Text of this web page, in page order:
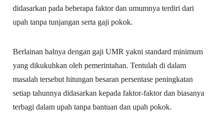
didasarkan pada beberapa faktor dan umumnya terdiri dari
upah tanpa tunjangan serta gaji pokok.
Berlainan halnya dengan gaji UMR yakni standard minimum
yang dikukuhkan oleh pemerintahan. Tentulah di dalam
masalah tersebut hitungan besaran persentase peningkatan
setiap tahunnya didasarkan kepada faktor-faktor dan biasanya
terbagi dalam upah tanpa bantuan dan upah pokok.